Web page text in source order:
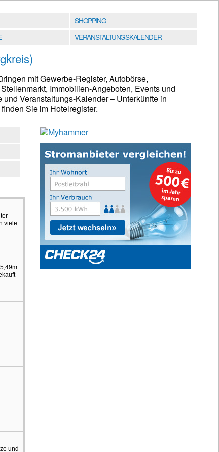
SHOPPING
VERANSTALTUNGSKALENDER
mit Gewerbe-Register, Autobörse,
Immobilien-Angeboten, Events und
Veranstaltungs-Kalender – Unterkünfte in
Sie im Hotelregister.
viele
und